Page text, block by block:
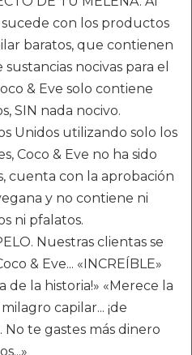
con los productos
baratos, que contienen
nocivas para el
& Eve solo contiene
SIN nada nocivo.
Unidos utilizando solo los
Coco & Eve no ha sido
cuenta con la aprobación
y no contiene ni
ni pfalatos.
Nuestras clientas se
& Eve... «INCREÍBLE»
de la historia!» «Merece la
capilar... ¡de
No te gastes más dinero